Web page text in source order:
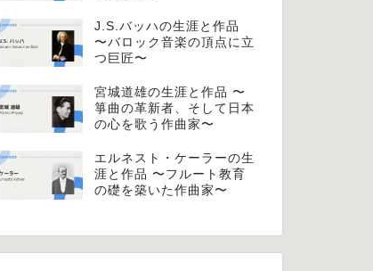
J.S.バッハの生涯と作品
〜バロック音楽の頂点に立
つ巨匠〜
宮城道雄の生涯と作品 〜
箏曲の革新者、そして日本
の心を歌う作曲家〜
エルネスト・ケーラーの生
涯と作品 〜フルート教育
の礎を築いた作曲家〜